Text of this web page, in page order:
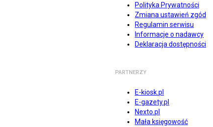
Polityka Prywatności
Zmiana ustawień zgód
Regulamin serwisu
Informacje o nadawcy
Deklaracja dostępności
PARTNERZY
E-kiosk.pl
E-gazety.pl
Nexto.pl
Mała księgowość